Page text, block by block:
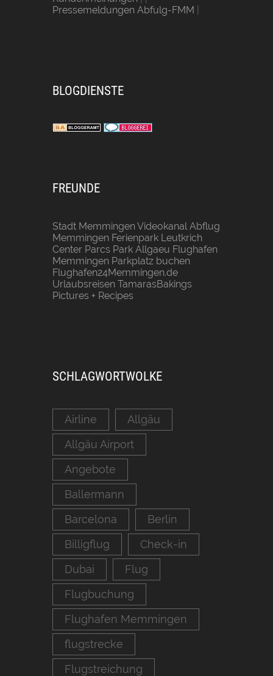
Pressemeldungen Abfulg-FMM
BLOGDIENSTE
FREUNDE
Stadt MemmingenVideokanal Abflug
Memmingen Ferienpark Leutkrich
Center Parcs Park Allgaeu Flughafen
Memmingen Parkplatz buchen
Flughafen24Memmingen.de
Urlaubsreisen TamarasBakings
Pictures + Recipes
SCHLAGWORTWOLKE
Airline
Allgäu
Allgäu Airport
Angebote
Ballermann
Barcelona
Berlin
Billigflug
Check-in
Dubai
Flug
Flugbuchung
Flughafen Memmingen
flugstrecke
Flugstreichung